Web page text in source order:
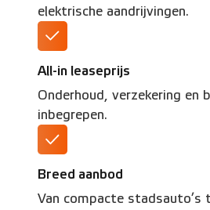
elektrische aandrijvingen.
All-in leaseprijs
Onderhoud, verzekering en
inbegrepen.
Breed aanbod
Van compacte stadsauto’s